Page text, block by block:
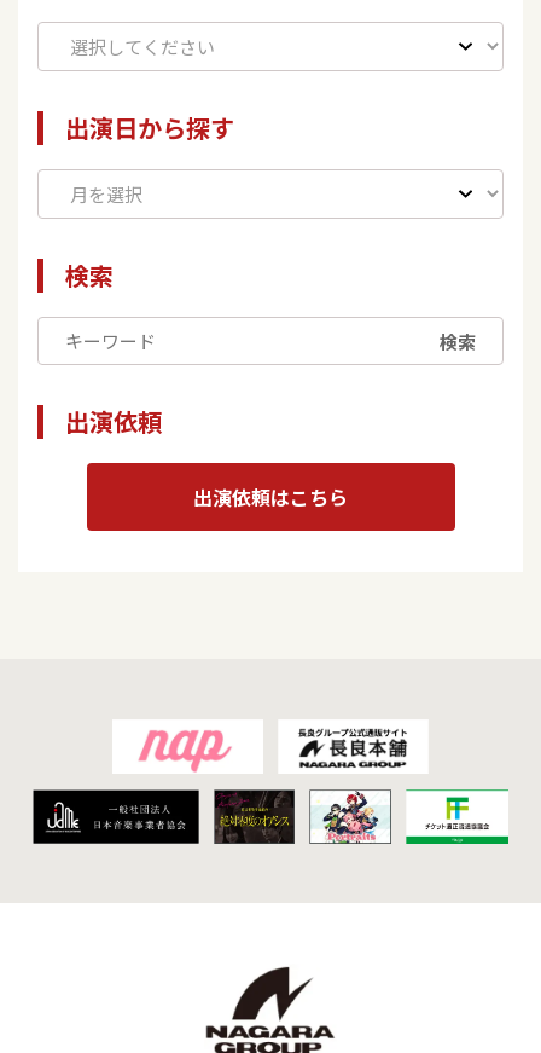
出演日から探す
検索
検索
出演依頼
出演依頼はこちら